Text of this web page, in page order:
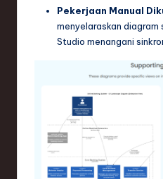
Pekerjaan Manual
menyelaraskan
Studio menangani